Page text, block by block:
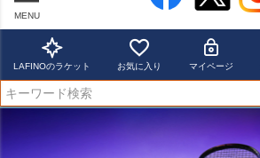
MENU
LAFINOのラケット お気に入り マイページ